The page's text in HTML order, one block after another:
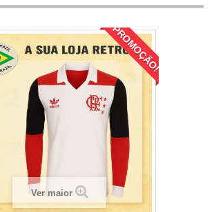
PROMOÇÃO!
Ver maior